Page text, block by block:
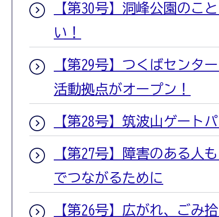
【第30号】洞峰公園のこ
い！
【第29号】つくばセンタ
活動拠点がオープン！
【第28号】筑波山ゲート
【第27号】障害のある人
でつながるために
【第26号】広がれ、ごみ